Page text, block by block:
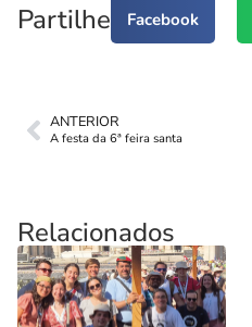
Partilhe Facebook
ANTERIOR
A festa da 6ª feira santa
Relacionados